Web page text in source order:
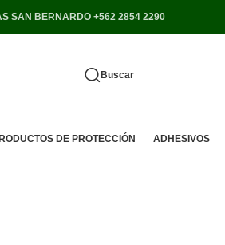
SAN BERNARDO +562 2854 2290
Buscar
DE PROTECCIÓN ADHESIVOS